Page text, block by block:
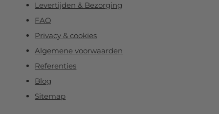
Levertijden & Bezorging
FAQ
Privacy & cookies
Algemene voorwaarden
Referenties
Blog
Sitemap